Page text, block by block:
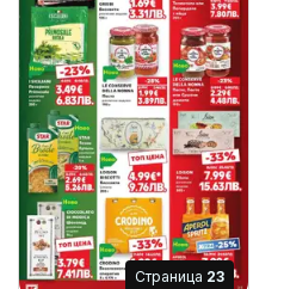
Cтраница 23